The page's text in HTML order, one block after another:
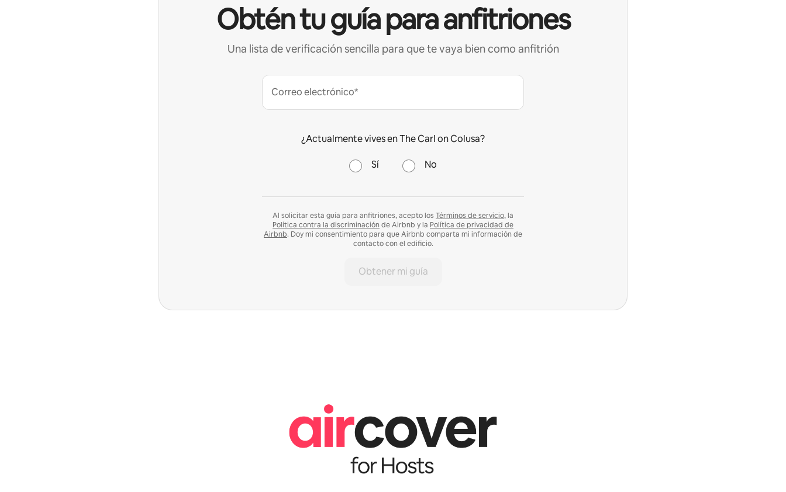
Obtén tu guía para anfitriones
Una lista de verificación sencilla para que te vaya bien como anfitrión
Correo electrónico*
¿Actualmente vives en The Carl on Colusa?
Sí No
Al solicitar esta guía para anfitriones, acepto los Términos de servicio, la
Política contra la discriminación de Airbnb y la Política de privacidad de
Airbnb. Doy mi consentimiento para que Airbnb comparta mi información de
contacto con el edificio.
Obtener mi guía